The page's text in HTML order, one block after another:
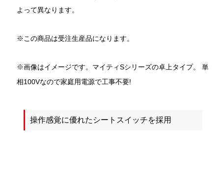
よって異なります。
※この商品は受注生産品になります。
※画像はイメージです。マイティSシリーズの卓上タイプ。 単
相100Vなので家庭用電源で工事不要!
操作感覚に優れたシートスイッチを採用